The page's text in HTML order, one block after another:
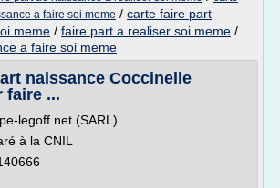
a faire soi meme / carte faire part
meme / faire part a realiser soi meme /
a faire soi meme
naissance Coccinelle
faire ...
legoff.net (SARL)
à la CNIL